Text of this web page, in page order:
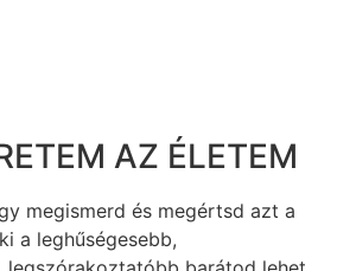
AZ ÉLETEM
megismerd és megértsd azt a
a leghűségesebb,